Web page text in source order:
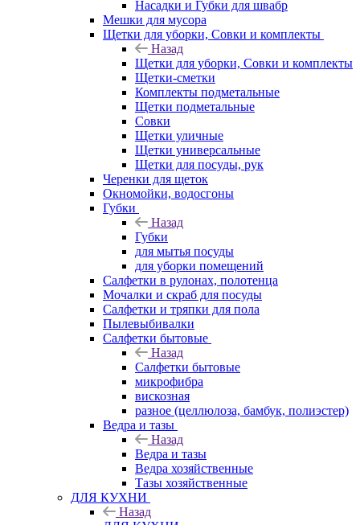
Насадки и Губки для швабр
Мешки для мусора
Щетки для уборки, Совки и комплекты
Назад
Щетки для уборки, Совки и комплекты
Щетки-сметки
Комплекты подметальные
Щетки подметальные
Совки
Щетки уличные
Щетки универсальные
Щетки для посуды, рук
Черенки для щеток
Окномойки, водосгоны
Губки
Назад
Губки
для мытья посуды
для уборки помещений
Салфетки в рулонах, полотенца
Мочалки и скраб для посуды
Салфетки и тряпки для пола
Пылевыбивалки
Салфетки бытовые
Назад
Салфетки бытовые
микрофибра
вискозная
разное (целлюлоза, бамбук, полиэстер)
Ведра и тазы
Назад
Ведра и тазы
Ведра хозяйственные
Тазы хозяйственные
ДЛЯ КУХНИ
Назад